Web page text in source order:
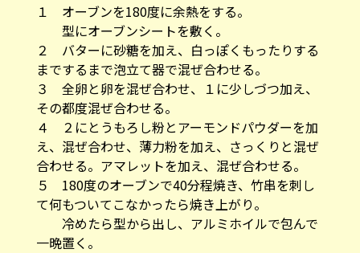
１ オーブンを180度に余熱をする。
型にオーブンシートを敷く。
２ バターに砂糖を加え、白っぽくもったりする
までするまで泡立て器で混ぜ合わせる。
３ 全卵と卵を混ぜ合わせ、１に少しづつ加え、
その都度混ぜ合わせる。
４ ２にとうもろし粉とアーモンドパウダーを加
え、混ぜ合わせ、薄力粉を加え、さっくりと混ぜ
合わせる。アマレットを加え、混ぜ合わせる。
５ 180度のオーブンで40分程焼き、竹串を刺し
て何もついてこなかったら焼き上がり。
冷めたら型から出し、アルミホイルで包んで
一晩置く。